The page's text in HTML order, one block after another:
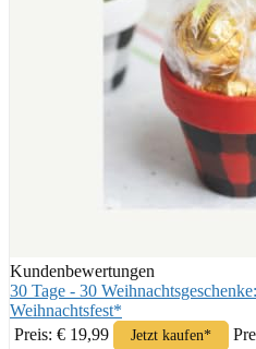
Kundenbewertungen
30 Tage - 30
Weihnachtsfest*
Preis: € 19,99
Jetzt kaufen*